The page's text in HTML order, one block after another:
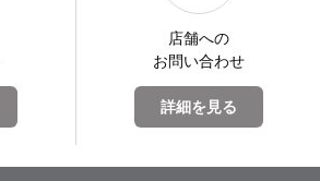
店舗への
お問い合わせ
詳細を見る